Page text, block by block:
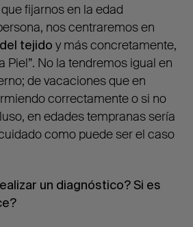
fijarnos en la edad
nos centraremos en
tejido y más concretamente,
Piel”. No la tendremos igual en
de vacaciones que en
correctamente o si no
en edades tempranas sería
como puede ser el caso
un diagnóstico? Si es